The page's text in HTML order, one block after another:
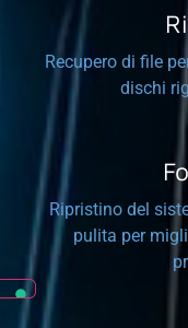
Recupero di file
dischi
Ripristino del
pulita per